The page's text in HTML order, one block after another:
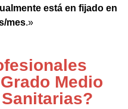
está en fijado en
mes.»
Medio